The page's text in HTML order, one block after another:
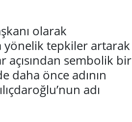
olarak
yönelik tepkiler artarak
sembolik bir
daha önce adının
adı